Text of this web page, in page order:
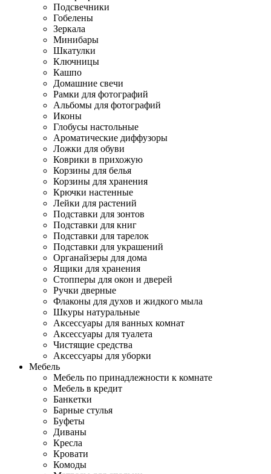
Подсвечники
Гобелены
Зеркала
Минибары
Шкатулки
Ключницы
Кашпо
Домашние свечи
Рамки для фотографий
Альбомы для фотографий
Иконы
Глобусы настольные
Ароматические диффузоры
Ложки для обуви
Коврики в прихожую
Корзины для белья
Корзины для хранения
Крючки настенные
Лейки для растений
Подставки для зонтов
Подставки для книг
Подставки для тарелок
Подставки для украшений
Органайзеры для дома
Ящики для хранения
Стопперы для окон и дверей
Ручки дверные
Флаконы для духов и жидкого мыла
Шкуры натуральные
Аксессуары для ванных комнат
Аксессуары для туалета
Чистящие средства
Аксессуары для уборки
Мебель
Мебель по принадлежности к комнате
Мебель в кредит
Банкетки
Барные стулья
Буфеты
Диваны
Кресла
Кровати
Комоды